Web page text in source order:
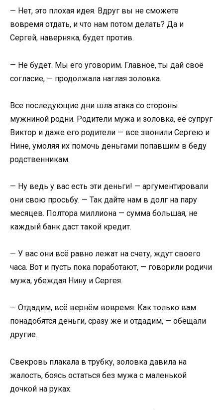
— Нет, это плохая идея. Вдруг вы не сможете
вовремя отдать, и что нам потом делать? Да и
Сергей, наверняка, будет против.
— Не будет. Мы его уговорим. Главное, ты дай своё
согласие, — продолжала наглая золовка.
Все последующие дни шла атака со стороны
мужниной родни. Родители мужа и золовка, её супруг
Виктор и даже его родители — все звонили Сергею и
Нине, умоляя их помочь деньгами попавшим в беду
родственникам.
— Ну ведь у вас есть эти деньги! — аргументировали
они свою просьбу. — Так дайте нам в долг на пару
месяцев. Полтора миллиона — сумма большая, не
каждый банк даст такой кредит.
— У вас они всё равно лежат на счету, ждут своего
часа. Вот и пусть пока поработают, — говорили родичи
мужа, убеждая Нину и Сергея.
— Отдадим, всё вернём вовремя. Как только вам
понадобятся деньги, сразу же и отдадим, — обещали
другие.
Свекровь плакала в трубку, золовка давила на
жалость, боясь остаться без мужа с маленькой
дочкой на руках.